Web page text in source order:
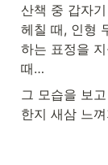
산책 중 갑자
헤칠 때, 인형
하는 표정을
때…
그 모습을 보
한지 새삼 느